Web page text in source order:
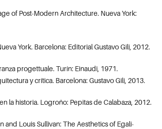
of Post-Modern Architecture. Nueva York:
York. Barcelona: Editorial Gustavo Gili, 2012.
progettuale. Turín: Einaudi, 1971.
y crítica. Barcelona: Gustavo Gili, 2013.
la historia. Logroño: Pepitas de Calabaza, 2012.
and Louis Sullivan: The Aesthetics of Egali-